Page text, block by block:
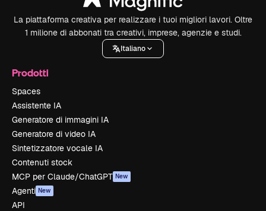
La piattaforma creativa per realizzare i tuoi migliori lavori. Oltre
1 milione di abbonati tra creativi, imprese, agenzie e studi.
Italiano
Prodotti
Spaces
Assistente IA
Generatore di immagini IA
Generatore di video IA
Sintetizzatore vocale IA
Contenuti stock
MCP per Claude/ChatGPT New
Agenti New
API